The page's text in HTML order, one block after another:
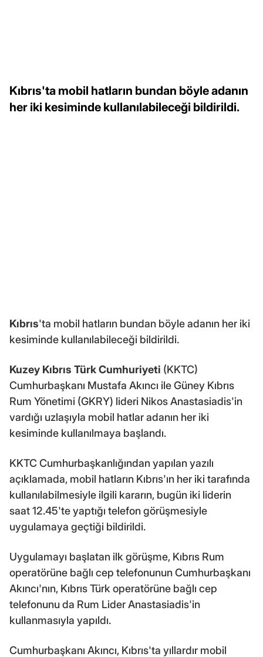
Kıbrıs'ta mobil hatların bundan böyle adanın
her iki kesiminde kullanılabileceği bildirildi.
Kıbrıs'ta mobil hatların bundan böyle adanın her iki
kesiminde kullanılabileceği bildirildi.
Kuzey Kıbrıs Türk Cumhuriyeti (KKTC)
Cumhurbaşkanı Mustafa Akıncı ile Güney Kıbrıs
Rum Yönetimi (GKRY) lideri Nikos Anastasiadis'in
vardığı uzlaşıyla mobil hatlar adanın her iki
kesiminde kullanılmaya başlandı.
KKTC Cumhurbaşkanlığından yapılan yazılı
açıklamada, mobil hatların Kıbrıs'ın her iki tarafında
kullanılabilmesiyle ilgili kararın, bugün iki liderin
saat 12.45'te yaptığı telefon görüşmesiyle
uygulamaya geçtiği bildirildi.
Uygulamayı başlatan ilk görüşme, Kıbrıs Rum
operatörüne bağlı cep telefonunun Cumhurbaşkanı
Akıncı'nın, Kıbrıs Türk operatörüne bağlı cep
telefonunu da Rum Lider Anastasiadis'in
kullanmasıyla yapıldı.
Cumhurbaşkanı Akıncı, Kıbrıs'ta yıllardır mobil